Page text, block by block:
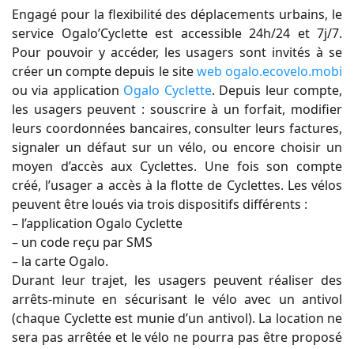
Engagé pour la flexibilité des déplacements urbains, le
service Ogalo’Cyclette est accessible 24h/24 et 7j/7.
Pour pouvoir y accéder, les usagers sont invités à se
créer un compte depuis le siteweb ogalo.ecovelo.mobi
ou via application Ogalo Cyclette. Depuis leur compte,
les usagers peuvent : souscrire à un forfait, modifier
leurs coordonnées bancaires, consulter leurs factures,
signaler un défaut sur un vélo, ou encore choisir un
moyen d’accès aux Cyclettes. Une fois son compte
créé, l’usager a accès à la flotte de Cyclettes. Les vélos
peuvent être loués via trois dispositifs différents :
– l’application Ogalo Cyclette
– un code reçu par SMS
– la carte Ogalo.
Durant leur trajet, les usagers peuvent réaliser des
arrêts-minute en sécurisant le vélo avec un antivol
(chaque Cyclette est munie d’un antivol). La location ne
sera pas arrêtée et le vélo ne pourra pas être proposé